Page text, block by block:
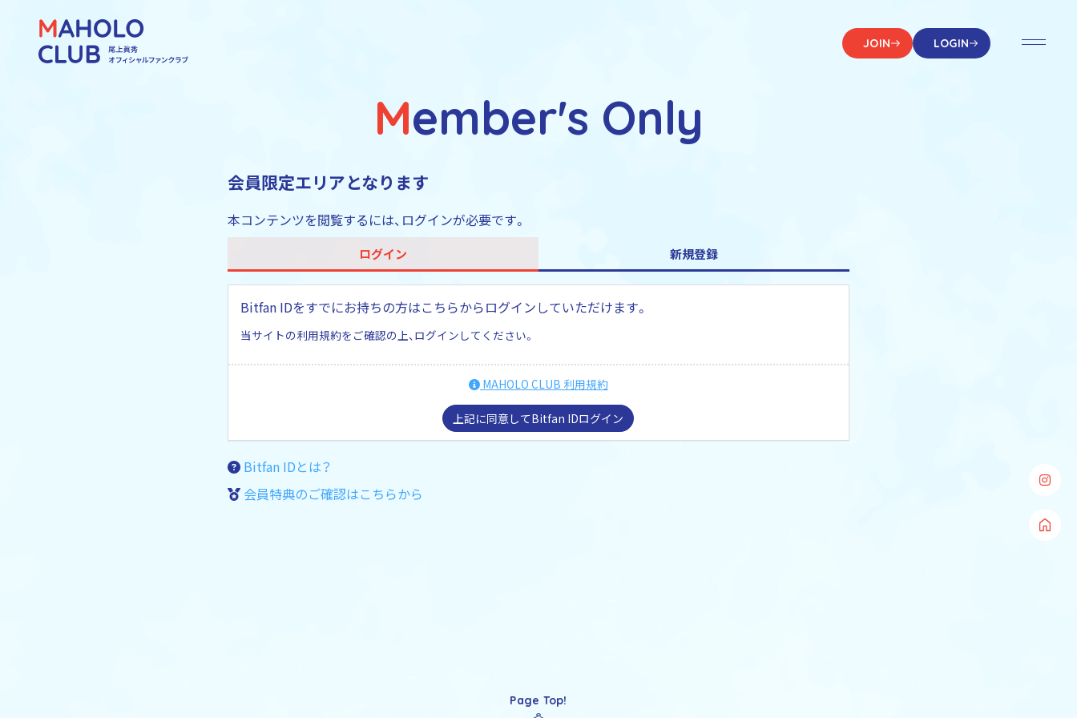
JOIN LOGIN
Member's Only
会員限定エリアとなります
本コンテンツを閲覧するには、ログインが必要です。
ログイン 新規登録
Bitfan IDをすでにお持ちの方はこちらからログインしていただけます。
当サイトの利用規約をご確認の上、ログインしてください。
MAHOLO CLUB 利用規約
上記に同意してBitfan IDログイン
Bitfan IDとは？
会員特典のご確認はこちらから
Page Top!